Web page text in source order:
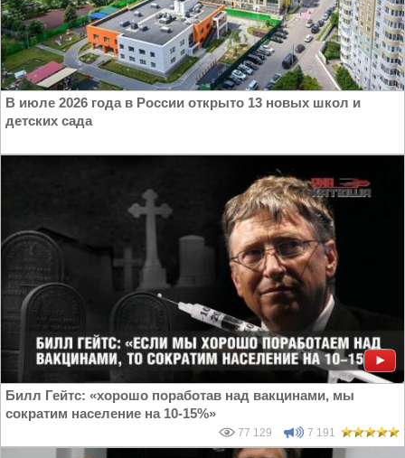
В июле 2026 года в России открыто 13 новых школ и
детских сада
Билл Гейтс: «хорошо поработав над вакцинами, мы
сократим население на 10-15%»
77 129 7 191